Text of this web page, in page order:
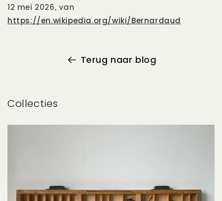
12 mei 2026, van
https://en.wikipedia.org/wiki/Bernardaud
Terug naar blog
Collecties